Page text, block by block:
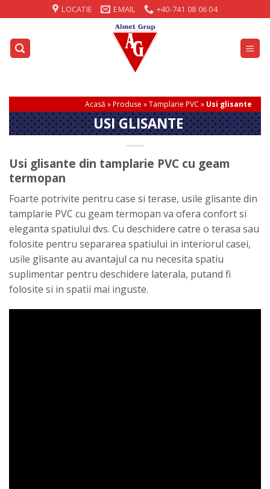
to
content
LOCATIE EMAIL +40-741 08 06 04
Acasă »Produse »Tamplarie PVC » Usi glisante
USI GLISANTE
Usi glisante din tamplarie PVC cu geam
termopan
Foarte potrivite pentru case si terase, usile glisante din
tamplarie PVC cu geam termopan va ofera confort si
eleganta spatiului dvs. Cu deschidere catre o terasa sau
folosite pentru separarea spatiului in interiorul casei,
usile glisante au avantajul ca nu necesita spatiu
suplimentar pentru deschidere laterala, putand fi
folosite si in spatii mai inguste.